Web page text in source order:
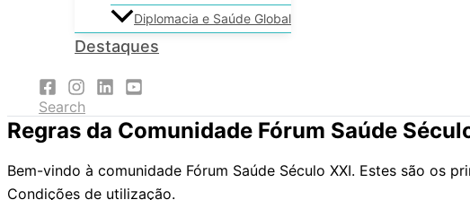
Diplomacia e Saúde Global
Destaques
Search
Regras da Comunidade Fórum Saúde
Bem-vindo à comunidade Fórum Saúde Século XXI. Estes são os
Condições de utilização.